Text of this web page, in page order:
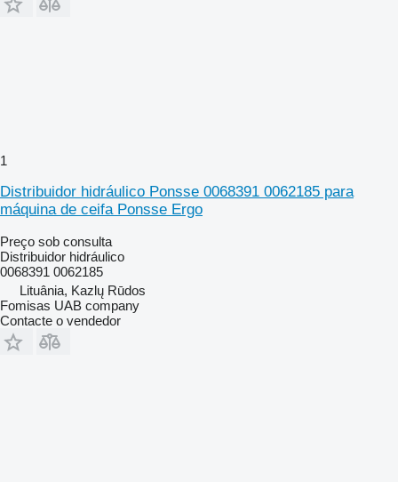
1
Distribuidor hidráulico Ponsse 0068391 0062185 para
máquina de ceifa Ponsse Ergo
Preço sob consulta
Distribuidor hidráulico
0068391 0062185
Lituânia, Kazlų Rūdos
Fomisas UAB company
Contacte o vendedor